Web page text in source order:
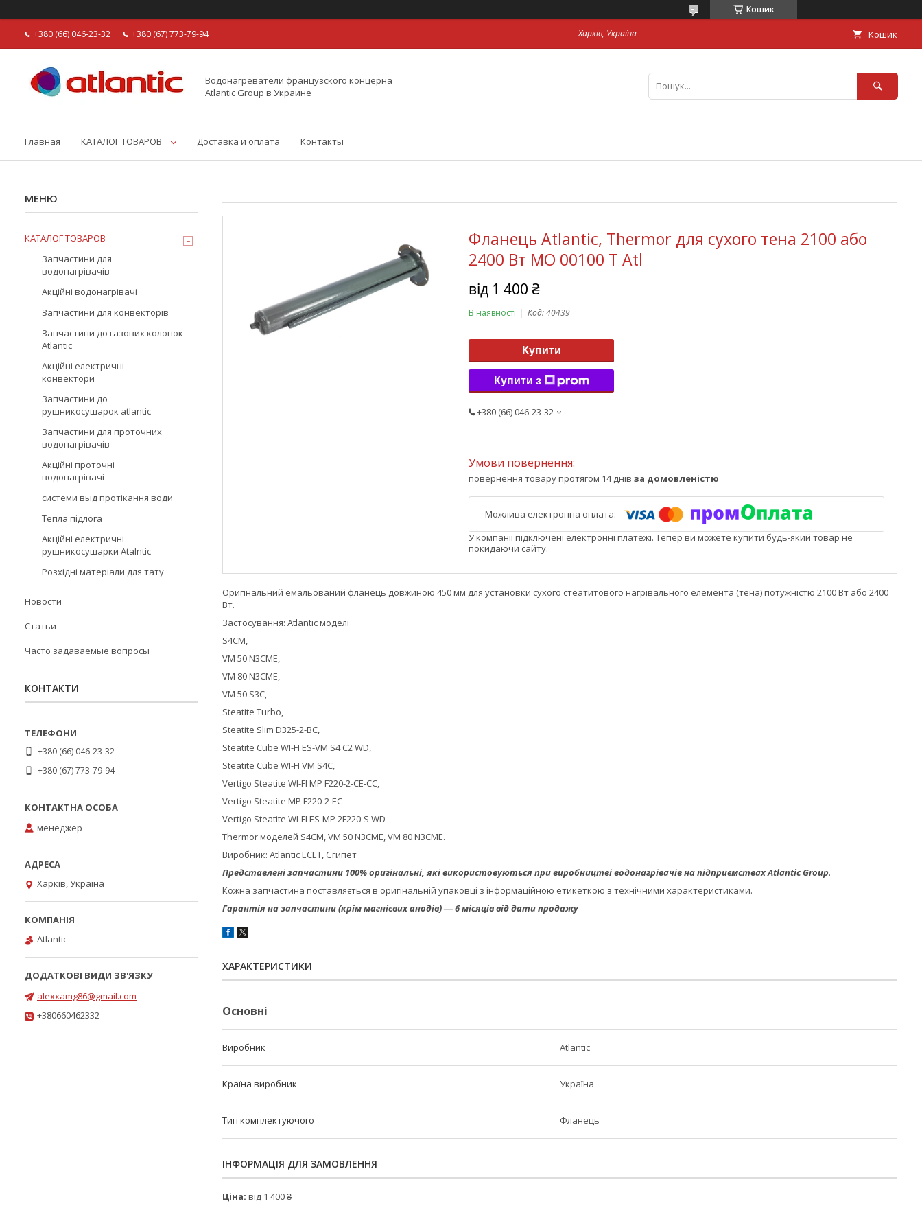
Кошик
+380 (66) 046-23-32 +380 (67) 773-79-94 Харків, Україна Кошик
Водонагреватели французского концерна
Atlantic Group в Украине
Главная КАТАЛОГ ТОВАРОВ Доставка и оплата Контакты
Фланець Atlantic, Thermor для сухого тена 2100 або
2400 Вт MO 00100 T Atl
від 1 400 ₴
В наявності Код:40439
Купити
Купити з
+380 (66) 046-23-32
повернення товару протягом 14 днів за домовленістю
У компанії підключені електронні платежі. Тепер ви можете купити будь-який товар не
покидаючи сайту.
Оригінальний емальований фланець довжиною 450 мм для установки сухого стеатитового нагрівального елемента (тена) потужністю 2100 Вт або 2400
Вт.
Застосування: Atlantic моделі
S4CM,
VM 50 N3CME,
VM 80 N3CME,
VM 50 S3C,
Steatite Turbo,
Steatite Slim D325-2-BC,
Steatite Cube WI-FI ES-VM S4 C2 WD,
Steatite Cube WI-FI VM S4C,
Vertigo Steatite WI-FI MP F220-2-CE-CC,
Vertigo Steatite MP F220-2-EC
Vertigo Steatite WI-FI ES-MP 2F220-S WD
Thermor моделей S4CM, VM 50 N3CME, VM 80 N3CME.
Виробник: Atlantic ECET, Єгипет
Представлені запчастини 100% оригінальні, які використовуються при виробництві водонагрівачів на підприємствах Atlantiс Group.
Кожна запчастина поставляється в оригінальній упаковці з інформаційною етикеткою з технічними характеристиками.
Гарантія на запчастини (крім магнієвих анодів) ― 6 місяців від дати продажу
ХАРАКТЕРИСТИКИ
Основні
Виробник Atlantic
Країна виробник Україна
Тип комплектуючого Фланець
ІНФОРМАЦІЯ ДЛЯ ЗАМОВЛЕННЯ
Ціна: від 1 400 ₴
КАТАЛОГ ТОВАРОВ
Запчастини для
водонагрівачів
Акційні водонагрівачі
Запчастини для конвекторів
Запчастини до газових колонок
Atlantic
Акційні електричні
конвектори
Запчастини до
рушникосушарок atlantic
Запчастини для проточних
водонагрівачів
Акційні проточні
водонагрівачі
системи выд протікання води
Тепла підлога
Акційні електричні
рушникосушарки Atalntic
Розхідні матеріали для тату
Новости
Статьи
Часто задаваемые вопросы
КОНТАКТИ
+380 (66) 046-23-32
+380 (67) 773-79-94
менеджер
Харків, Україна
Atlantic
alexxamg86@gmail.com
+380660462332